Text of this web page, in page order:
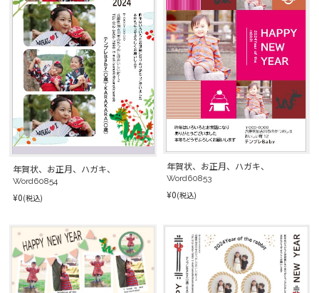
年賀状、お正月、ハガキ、
Word60854
¥0(税込)
年賀状、お正月、ハガキ、
Word60853
¥0(税込)